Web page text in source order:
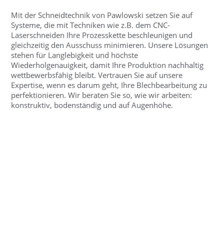
Mit der Schneidtechnik von Pawlowski setzen Sie auf
Systeme, die mit Techniken wie z.B. dem CNC-
Laserschneiden Ihre Prozesskette beschleunigen und
gleichzeitig den Ausschuss minimieren. Unsere Lösungen
stehen für Langlebigkeit und höchste
Wiederholgenauigkeit, damit Ihre Produktion nachhaltig
wettbewerbsfähig bleibt. Vertrauen Sie auf unsere
Expertise, wenn es darum geht, Ihre Blechbearbeitung zu
perfektionieren. Wir beraten Sie so, wie wir arbeiten:
konstruktiv, bodenständig und auf Augenhöhe.